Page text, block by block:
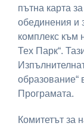
пътна карта
обединения и
комплекс към
Тех Парк“.
образование“
Програмата.
Комитетът за